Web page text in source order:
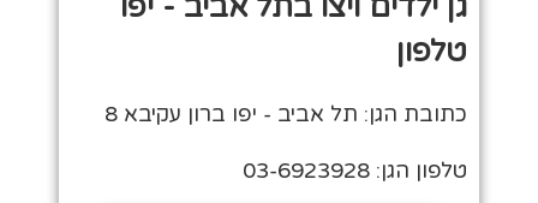
טלפון
כתובת הגן: תל אביב - יפו ברון עקיבא 8
טלפון הגן: 03-6923928